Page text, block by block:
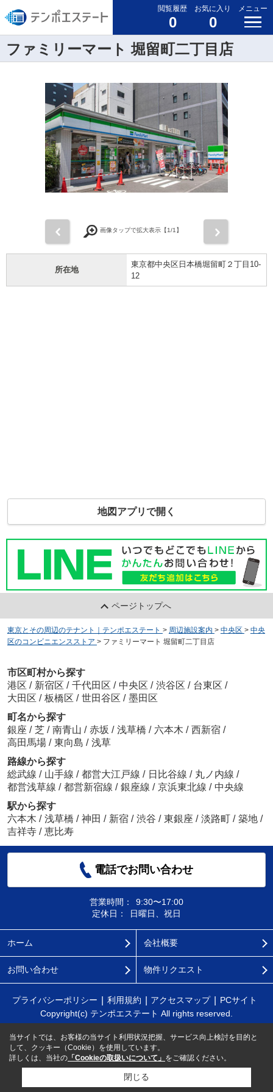
閲覧履歴
0
お気に入り
0
メニュー
ファミリーマート 堀留町二丁目店
画像タップで拡大表示【1/1】
所在地
東京都中央区日本橋堀留町２丁目10-
12
地図アプリで開く
ページトップへ
東京とその周辺のテナント｜テンポエステート > 周辺施設案内 > 中央区 > 中央
区のコンビニエンスストア > ファミリーマート 堀留町二丁目店
市区町村から探す
港区 / 新宿区 / 千代田区 / 中央区 / 渋谷区 / 台東区 /
大田区 / 板橋区 / 世田谷区 / 墨田区
町名から探す
銀座 / 芝 / 南青山 / 赤坂 / 浅草橋 / 六本木 / 西新宿 /
高田馬場 / 東向島 / 浅草
路線から探す
総武線 / 山手線 / 都営大江戸線 / 日比谷線 / 丸ノ内線 /
都営浅草線 / 都営新宿線 / 銀座線 / 京浜東北線 / 中央線
駅から探す
六本木 / 浅草橋 / 神田 / 新宿 / 渋谷 / 東銀座 / 淡路町 / 築地 /
吉祥寺 / 恵比寿
電話でお問い合わせ
営業時間：
9:30〜17:00
定休日：
日曜日、祝日
ホーム 会社概要
お問い合わせ 物件リクエスト
プライバシーポリシー 利用規約 アクセスマップ
PCサイト
Copyright(c) テンポエステート All rights reserved.
当サイトでは、お客様の当サイト利用状況把握、サービス向上検討を目的と
して、クッキー（Cookie）を使用しています。
詳しくは、当社の 「Cookieの取扱いについて」 をご確認ください。
閉じる